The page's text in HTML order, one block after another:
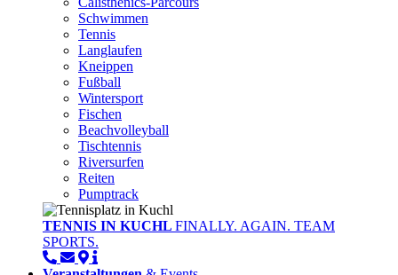
Schwimmen
Tennis
Langlaufen
Kneippen
Fußball
Wintersport
Fischen
Beachvolleyball
Tischtennis
Riversurfen
Reiten
Pumptrack
TENNIS IN KUCHL FINALLY. AGAIN. TEAM
SPORTS.